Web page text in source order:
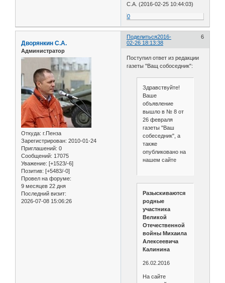
С.А. (2016-02-25 10:44:03)
0
Поделиться 6
2016-
02-26 18:13:38
Дворянкин С.А.
Администратор
Откуда: г.Пенза
Зарегистрирован: 2010-01-24
Приглашений: 0
Сообщений: 17075
Уважение: [+1523/-6]
Позитив: [+5483/-0]
Провел на форуме:
9 месяцев 22 дня
Последний визит:
2026-07-08 15:06:26
Поступил ответ из редакции
газеты "Ващ собоседник":
Здравствуйте!
Ваше
объявление
вышло в № 8 от
26 февраля
газеты "Ваш
собеседник", а
также
опубликовано на
нашем сайте
Разыскиваются
родные
участника
Великой
Отечественной
войны Михаила
Алексеевича
Калинина
26.02.2016
На сайте